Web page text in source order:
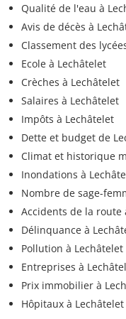
Qualité de l'eau à
Avis de décès à
Classement des
Ecole à Lechâtelet
Crèches à Lechâtelet
Salaires à Lechâtelet
Impôts à Lechâtelet
Dette et budget de
Climat et historique
Inondations à
Nombre de sage-
Accidents de la route
Délinquance à
Pollution à Lechâtelet
Entreprises à
Prix immobilier à
Hôpitaux à Lechâtelet